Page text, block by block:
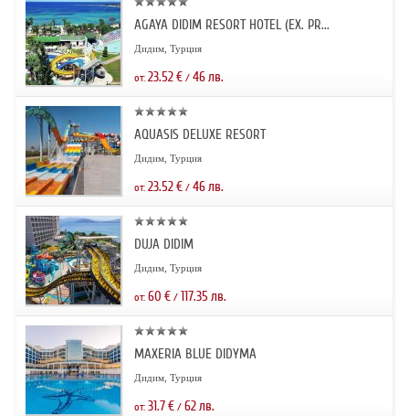
AGAYA DIDIM RESORT HOTEL (EX. PR...
Дидим, Турция
от: 23.52€/ 46лв.
AQUASIS DELUXE RESORT
Дидим, Турция
от: 23.52€/ 46лв.
DUJA DIDIM
Дидим, Турция
от: 60 €/ 117.35 лв.
MAXERIA BLUE DIDYMA
Дидим, Турция
от: 31.7€/ 62лв.